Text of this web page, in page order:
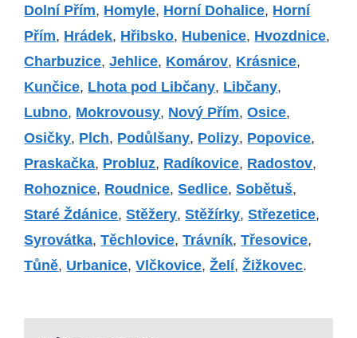
Dolní Přím, Homyle, Horní Dohalice, Horní
Přím, Hrádek, Hřibsko, Hubenice, Hvozdnice,
Charbuzice,Jehlice, Komárov, Krásnice,
Kunčice, Lhota pod Libčany, Libčany,
Lubno, Mokrovousy, Nový Přím,Osice,
Osičky, Plch, Podůlšany, Polizy, Popovice,
Praskačka, Probluz, Radíkovice, Radostov,
Rohoznice, Roudnice,Sedlice,Sobětuš,
Staré Ždánice,Stěžery,Stěžírky,Střezetice,
Syrovátka,Těchlovice,Trávník,Třesovice,
Tůně, Urbanice,Vlčkovice,Želí,Žižkovec.